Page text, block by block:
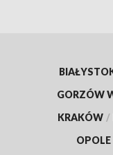
GORZÓW
KRAKÓW /
OPOLE